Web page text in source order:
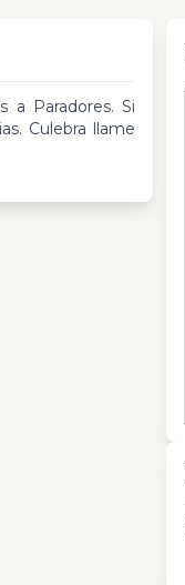
a Paradores. Si
Culebra llame